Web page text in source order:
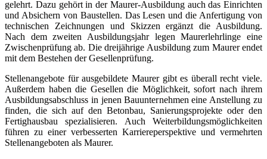
gelehrt. Dazu gehört in der Maurer-Ausbildung auch das Einrichten
und Absichern von Baustellen. Das Lesen und die Anfertigung von
technischen Zeichnungen und Skizzen ergänzt die Ausbildung.
Nach dem zweiten Ausbildungsjahr legen Maurerlehrlinge eine
Zwischenprüfung ab. Die dreijährige Ausbildung zum Maurer endet
mit dem Bestehen der Gesellenprüfung.
Stellenangebote für ausgebildete Maurer gibt es überall recht viele.
Außerdem haben die Gesellen die Möglichkeit, sofort nach ihrem
Ausbildungsabschluss in jenen Bauunternehmen eine Anstellung zu
finden, die sich auf den Betonbau, Sanierungsprojekte oder den
Fertighausbau spezialisieren. Auch Weiterbildungsmöglichkeiten
führen zu einer verbesserten Karriereperspektive und vermehrten
Stellenangeboten als Maurer.